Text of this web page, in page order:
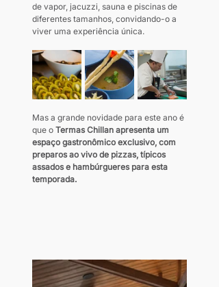
de vapor, jacuzzi, sauna e piscinas de
diferentes tamanhos, convidando-o a
viver uma experiência única.
Mas a grande novidade para este ano é
que o Termas Chillan apresenta um
espaço gastronômico exclusivo, com
preparos ao vivo de pizzas, típicos
assados e hambúrgueres para esta
temporada.